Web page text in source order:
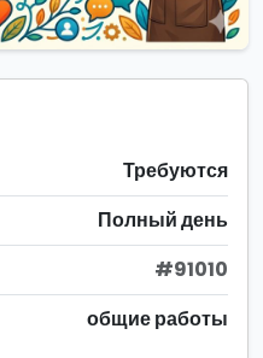
Требуются
Полный день
#91010
общие работы